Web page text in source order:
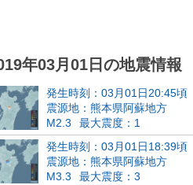
年03月01日の地震情報
発生時刻：03月01日20:45頃
震源地：熊本県阿蘇地方
M2.3
最大震度：1
発生時刻：03月01日18:39頃
震源地：熊本県阿蘇地方
M3.3
最大震度：3